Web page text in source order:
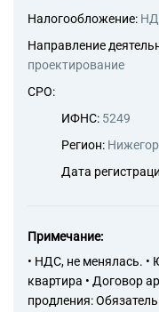
Налогообложение:
Направление
проектирование
СРО:
ИФНС: 5249
Регион:
Дата
Примечание:
• НДС, не менялась. •
квартира • Договор
продления: